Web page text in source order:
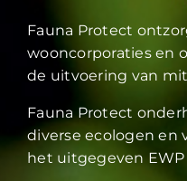
Fauna Protect
wooncorporaties en
de uitvoering van
Fauna Protect
diverse ecologen en
het uitgegeven